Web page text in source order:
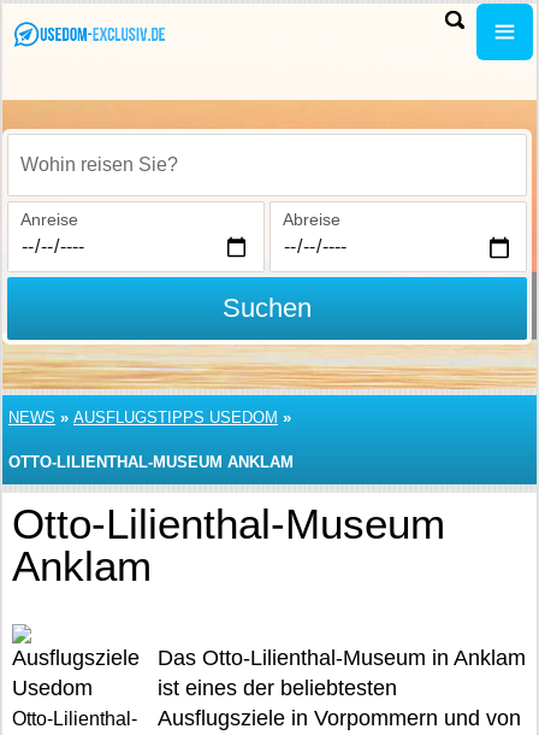
Wohin reisen Sie?
Anreise Abreise
Suchen
NEWS » AUSFLUGSTIPPS USEDOM »
OTTO-LILIENTHAL-MUSEUM ANKLAM
Otto-Lilienthal-Museum
Anklam
Otto-Lilienthal-
Das Otto-Lilienthal-Museum in Anklam
ist eines der beliebtesten
Ausflugsziele in Vorpommern und von